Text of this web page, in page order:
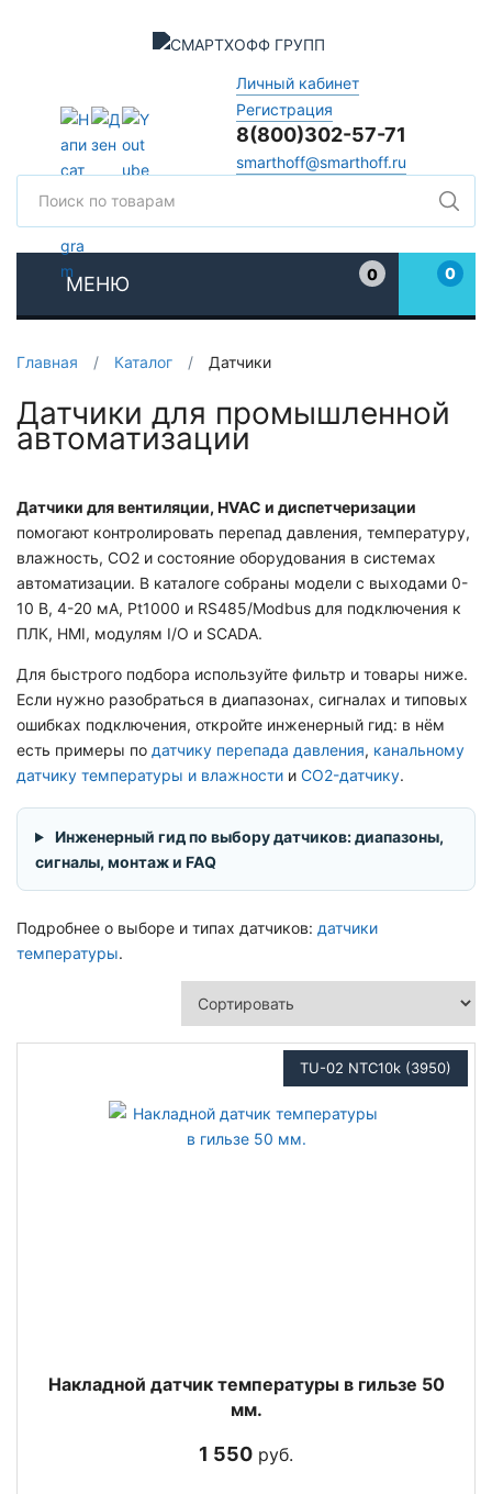
Личный кабинет
Регистрация
8(800)302-57-71
smarthoff@smarthoff.ru
МЕНЮ
0
0
Главная / Каталог / Датчики
Датчики для промышленной
автоматизации
Датчики для вентиляции, HVAC и диспетчеризации
помогают контролировать перепад давления, температуру,
влажность, CO2 и состояние оборудования в системах
автоматизации. В каталоге собраны модели с выходами 0-
10 В, 4-20 мА, Pt1000 и RS485/Modbus для подключения к
ПЛК, HMI, модулям I/O и SCADA.
Для быстрого подбора используйте фильтр и товары ниже.
Если нужно разобраться в диапазонах, сигналах и типовых
ошибках подключения, откройте инженерный гид: в нём
есть примеры по датчику перепада давления, канальному
датчику температуры и влажности и CO2-датчику.
Инженерный гид по выбору датчиков: диапазоны,
сигналы, монтаж и FAQ
Подробнее о выборе и типах датчиков: датчики
температуры.
TU-02 NTC10k (3950)
Накладной датчик температуры в гильзе 50
мм.
1 550 руб.